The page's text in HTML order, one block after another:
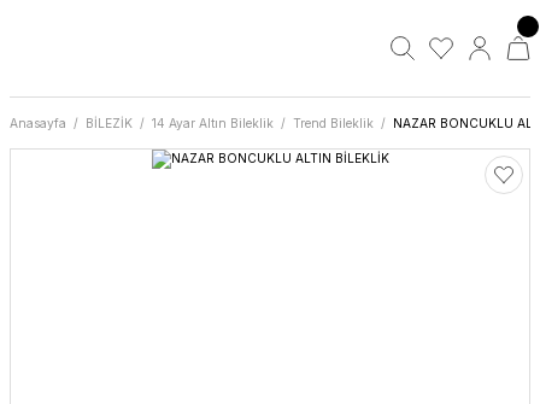
Anasayfa BİLEZİK 14 Ayar Altın Bileklik Trend Bileklik NAZAR BONCUKLU